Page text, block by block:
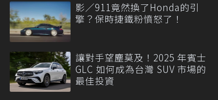
影／911竟然換了Honda的引
擎？保時捷鐵粉憤怒了！
讓對手望塵莫及！2025 年賓士
GLC 如何成為台灣 SUV 市場的
最佳投資